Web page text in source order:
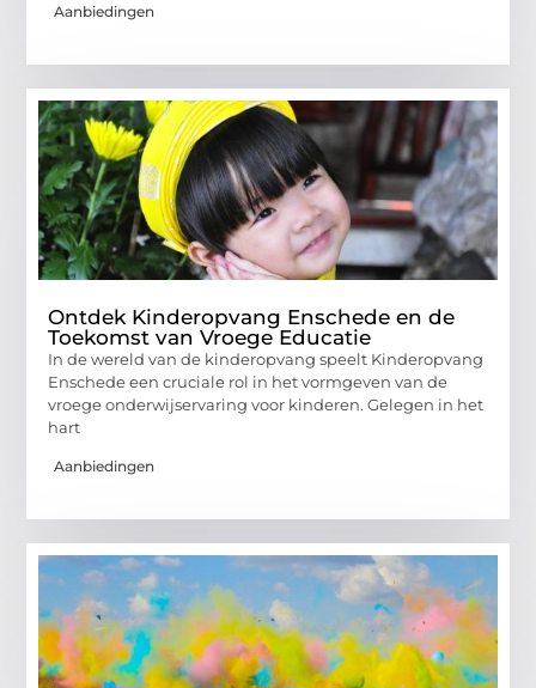
Aanbiedingen
Ontdek Kinderopvang Enschede en de
Toekomst van Vroege Educatie
In de wereld van de kinderopvang speelt Kinderopvang
Enschede een cruciale rol in het vormgeven van de
vroege onderwijservaring voor kinderen. Gelegen in het
hart
Aanbiedingen